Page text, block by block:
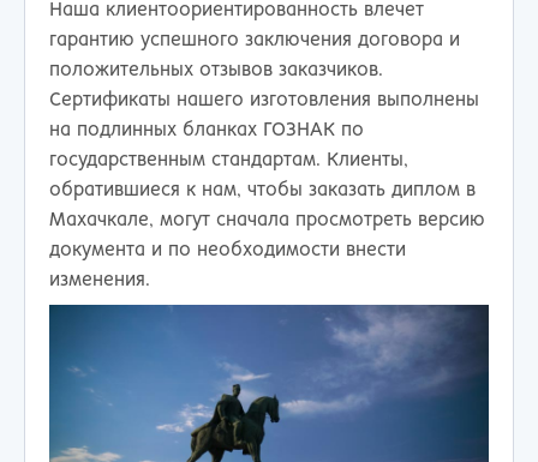
Наша клиентоориентированность влечет
гарантию успешного заключения договора и
положительных отзывов заказчиков.
Сертификаты нашего изготовления выполнены
на подлинных бланках ГОЗНАК по
государственным стандартам. Клиенты,
обратившиеся к нам, чтобы заказать диплом в
Махачкале, могут сначала просмотреть версию
документа и по необходимости внести
изменения.